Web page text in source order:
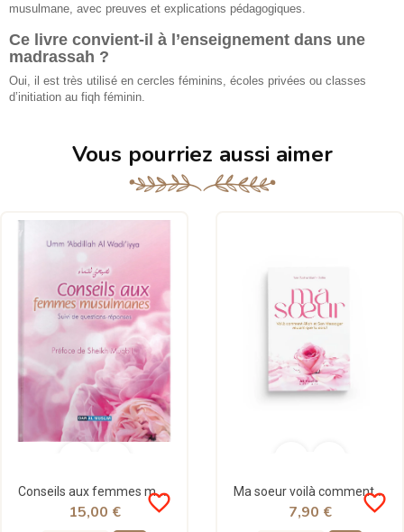
musulmane, avec preuves et explications pédagogiques.
Ce livre convient-il à l’enseignement dans une
madrassah ?
Oui, il est très utilisé en cercles féminins, écoles privées ou classes
d’initiation au fiqh féminin.
Vous pourriez aussi aimer
Conseils aux femmes musulmanes - Rigide - Dar al muslim
favorite_border
15,00 €
Ma soeur voilà comment Allah et son messager veulent que tu sois - al-Hadith
favorite_border
7,90 €